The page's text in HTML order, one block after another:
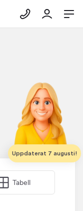
Uppdaterat 7 augusti!
Tabell